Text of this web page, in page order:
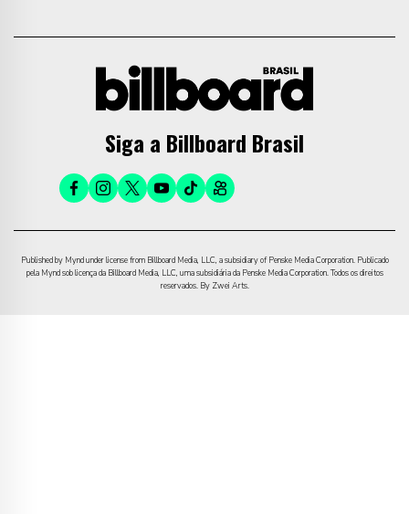
Siga a Billboard Brasil
Published by Mynd under license from Billboard Media, LLC, a subsidiary of Penske Media Corporation. Publicado
pela Mynd sob licença da Billboard Media, LLC, uma subsidiária da Penske Media Corporation. Todos os direitos
reservados. By Zwei Arts.